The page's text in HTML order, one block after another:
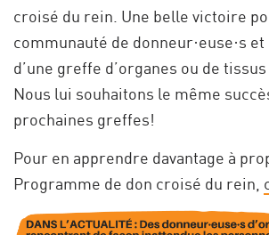
croisé du rein. Une belle victoire
communauté de donneur·euse·s
d’une greffe d’organes ou de tissus
Nous lui souhaitons le même
prochaines greffes!
Pour en apprendre davantage à
Programme de don croisé du rein,